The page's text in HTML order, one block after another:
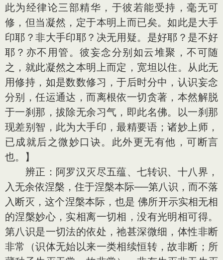
此为经律论三部精华，于彼若能受持，毫无可
修，但当凝然，定于本明上而已矣。如此是大手
印耶？非大手印耶？决无用疑。是好耶？是不好
耶？亦不用管。彼妄念分别如云堆聚，不可随
之，就此凝然之本明上而定，宽坦以住。从此无
用修持，如是数数修习，于后时分中，认识妄念
分别，任运通达，而离根依一切贪著，本然解脱
于一刹那，拔除无余习气，即此名佛。以一刹那
现差别智，此为大手印，最精要语；诸妙上师，
已成就后之微妙口诀。此外更无有他，可断言
也。】
辨正：阿罗汉灭尽五蕴、七转识、十八界，
入无余依涅槃，住于涅槃本际──第八识，而不落
入断灭，这个涅槃本际，也是 佛所开示实相无相
的涅槃妙心，实相离一切相，没有光明相可得。
第八识是一切法的依处，祂甚深微细，体性非断
非常（识体无始以来一类相续恒转，故非断；所